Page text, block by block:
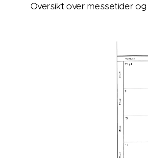
Oversikt over messetider